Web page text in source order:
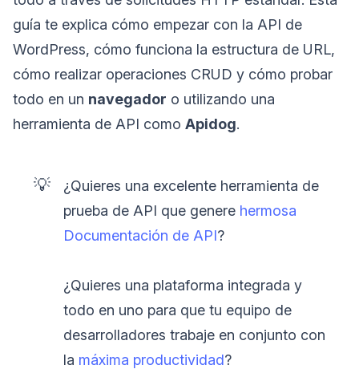
guía te explica cómo empezar con la API de
WordPress, cómo funciona la estructura de URL,
cómo realizar operaciones CRUD y cómo probar
todo en un navegador o utilizando una
herramienta de API como Apidog.
💡
¿Quieres una excelente herramienta de
prueba de API que genere hermosa
Documentación de API?
¿Quieres una plataforma integrada y
todo en uno para que tu equipo de
desarrolladores trabaje en conjunto con
la máxima productividad?